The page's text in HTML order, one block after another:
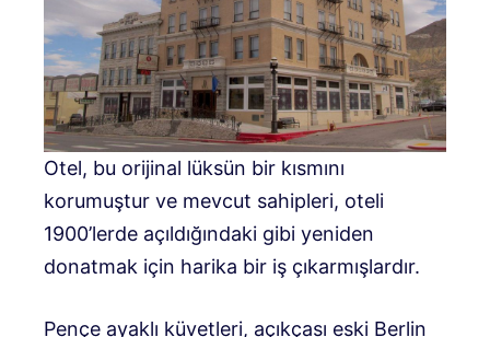
Otel, bu orijinal lüksün bir kısmını
korumuştur ve mevcut sahipleri, oteli
1900’lerde açıldığındaki gibi yeniden
donatmak için harika bir iş çıkarmışlardır.
Pençe ayaklı küvetleri, açıkçası eski Berlin